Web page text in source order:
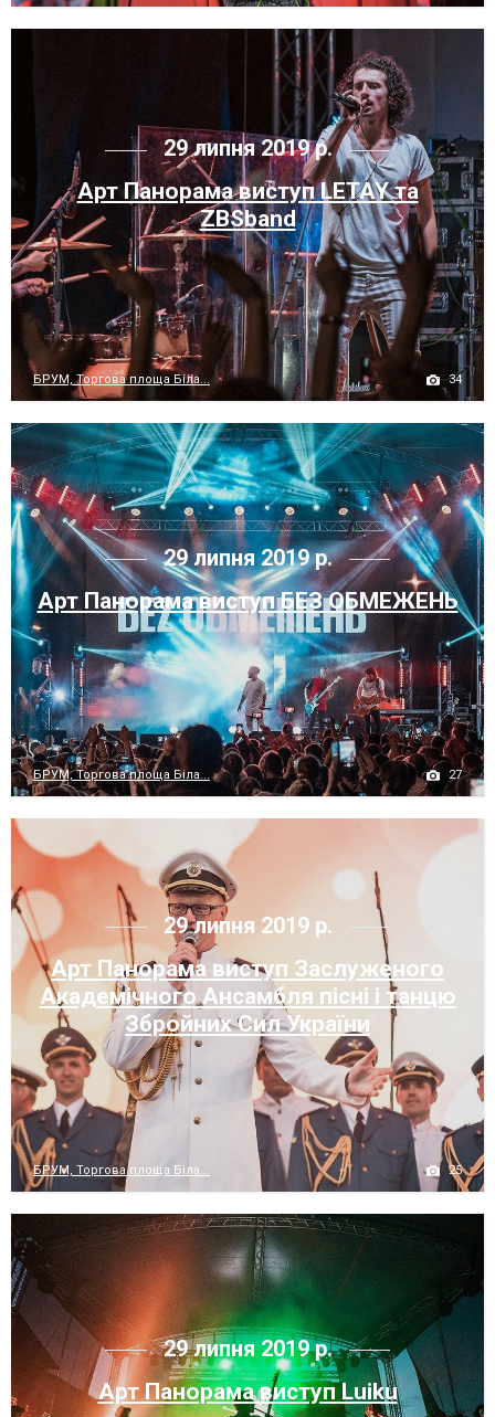
29 липня 2019 р.
Арт Панорама виступ LETAY та
ZBSband
БРУМ, Торгова площа Біла... 34
29 липня 2019 р.
Арт Панорама виступ БЕЗ ОБМЕЖЕНЬ
БРУМ, Торгова площа Біла... 27
29 липня 2019 р.
Арт Панорама виступ Заслуженого
Академічного Ансамбля пісні і танцю
Збройних Сил України
БРУМ, Торгова площа Біла... 25
29 липня 2019 р.
Арт Панорама виступ Luiku